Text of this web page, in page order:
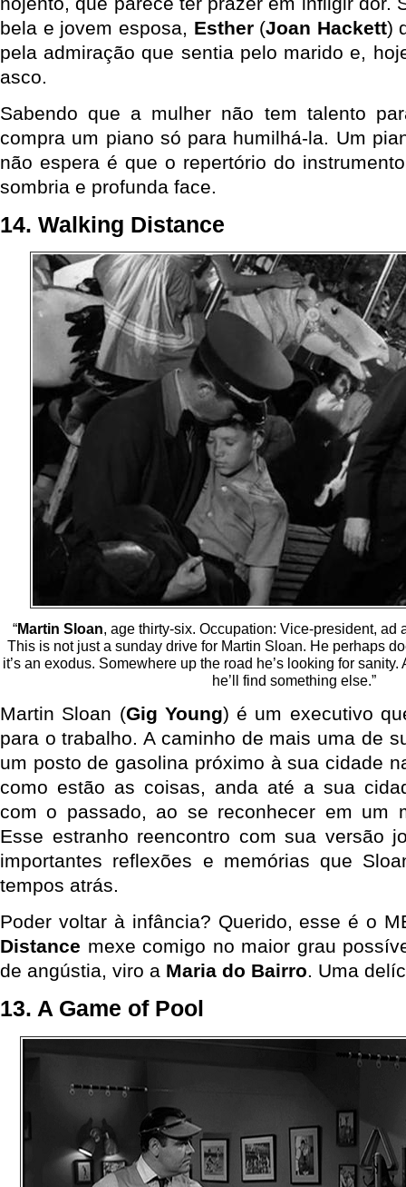
bela e jovem esposa, Esther(Joan Hackett)
pela admiração que sentia pelo marido e,
asco.
Sabendo que a mulher não tem talento
compra um piano só para humilhá-la. Um
não espera é que o repertório do
sombria e profunda face.
14. Walking Distance
“Martin Sloan, age thirty-six. Occupation: Vice-president, ad
This is not just a sunday drive for Martin Sloan. He perhaps
it’s an exodus. Somewhere up the road he’s looking for
he’ll find something else.”
Martin Sloan (Gig Young) é um executivo
para o trabalho. A caminho de mais uma de
um posto de gasolina próximo à sua cidade
como estão as coisas, anda até a sua
com o passado, ao se reconhecer em um
Esse estranho reencontro com sua versão
importantes reflexões e memórias que
tempos atrás.
Poder voltar à infância? Querido, esse é o
Distance mexe comigo no maior grau
de angústia, viro a Maria do Bairro. Uma
13. A Game of Pool